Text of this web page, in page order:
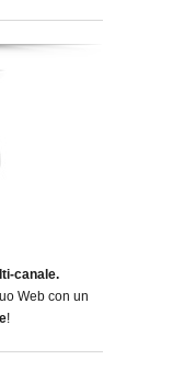
canale.
Web con un
!